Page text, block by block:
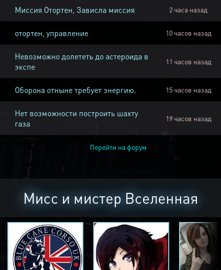
Миссия Отортен, Зависла миссия 2 часа назад
отортен, управление 10 часов назад
Невозможно долететь до астероида в
экспе
11 часов назад
Оборона отныне требует энергию. 15 часов назад
Нет возможности построить шахту
газа
19 часов назад
Перейти на форум
Мисс и мистер Вселенная